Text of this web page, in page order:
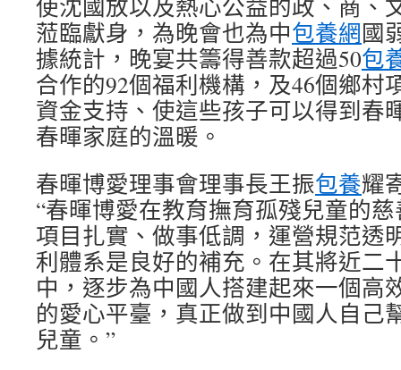
使沈國放以及熱心公益的政、商、
蒞臨獻身，為晚會也為中包養網國
據統計，晚宴共籌得善款超過50包
合作的92個福利機構，及46個鄉村
資金支持、使這些孩子可以得到春
春暉家庭的溫暖。
春暉博愛理事會理事長王振包養耀
“春暉博愛在教育撫育孤殘兒童的
項目扎實、做事低調，運營規范透
利體系是良好的補充。在其將近二
中，逐步為中國人搭建起來一個高
的愛心平臺，真正做到中國人自己
兒童。”